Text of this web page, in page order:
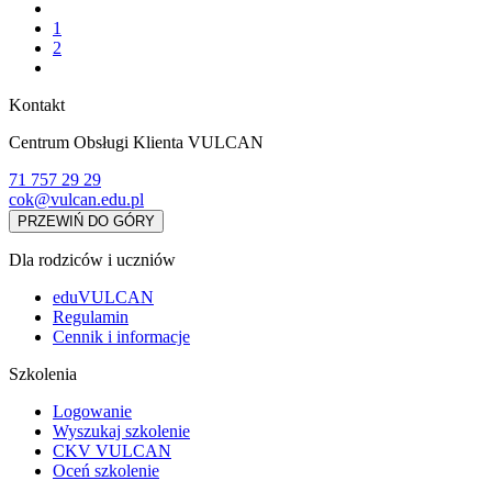
1
2
Kontakt
Centrum Obsługi Klienta VULCAN
71 757 29 29
cok@vulcan.edu.pl
PRZEWIŃ DO GÓRY
Dla rodziców i uczniów
eduVULCAN
Regulamin
Cennik i informacje
Szkolenia
Logowanie
Wyszukaj szkolenie
CKV VULCAN
Oceń szkolenie